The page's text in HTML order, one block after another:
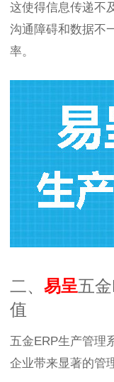
这使得信息传递不
沟通障碍和数据不
率。
二、 易呈五
值
五金ERP生产管理
企业带来显著的管